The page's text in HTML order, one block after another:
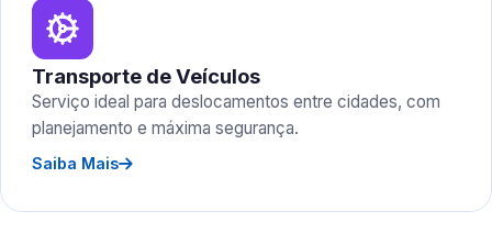
Transporte de Veículos
Serviço ideal para deslocamentos entre cidades, com
planejamento e máxima segurança.
Saiba Mais